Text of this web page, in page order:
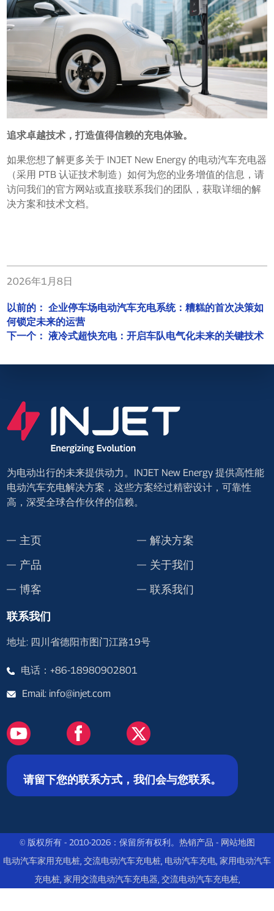
追求卓越技术，打造值得信赖的充电体验。
如果您想了解更多关于 INJET New Energy 的电动汽车充电器
（采用 PTB 认证技术制造）如何为您的业务增值的信息，请
访问我们的官方网站或直接联系我们的团队，获取详细的解
决方案和技术文档。
2026年1月8日
以前的： 企业停车场电动汽车充电系统：糟糕的首次决策如
何锁定未来的运营
下一个： 液冷式超快充电：开启车队电气化未来的关键技术
为电动出行的未来提供动力。INJET New Energy 提供高性能
电动汽车充电解决方案，这些方案经过精密设计，可靠性
高，深受全球合作伙伴的信赖。
主页
解决方案
产品
关于我们
博客
联系我们
联系我们
地址: 四川省德阳市图门江路19号
电话：+86-18980902801
Email: info@injet.com
请留下您的联系方式，我们会与您联系。
© 版权所有 - 2010-2026：保留所有权利。 热销产品 - 网站地图
电动汽车家用充电桩 交流电动汽车充电桩 电动汽车充电 家用电动汽车
充电桩, 家用交流电动汽车充电器 交流电动汽车充电桩,